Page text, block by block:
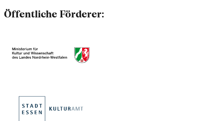
Öffentliche Förderer: